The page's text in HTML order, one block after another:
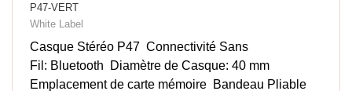
P47-VERT
White Label
Casque Stéréo P47 Connectivité Sans
Fil: Bluetooth Diamètre de Casque: 40 mm
Emplacement de carte mémoire Bandeau Pliable